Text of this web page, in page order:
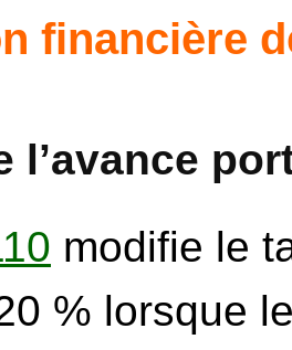
financière
l’avance
modifie le
% lorsque